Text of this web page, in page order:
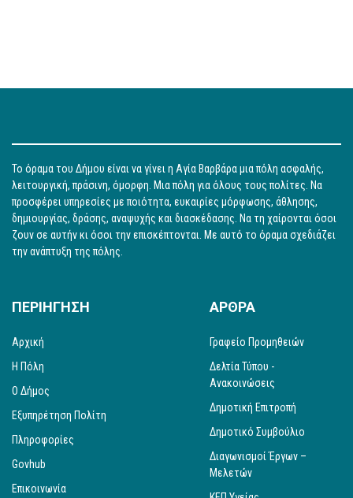
Το όραμα του Δήμου είναι να γίνει η Αγία Βαρβάρα μια πόλη ασφαλής,
λειτουργική, πράσινη, όμορφη. Μια πόλη για όλους τους πολίτες. Να
προσφέρει υπηρεσίες με ποιότητα, ευκαιρίες μόρφωσης, άθλησης,
δημιουργίας, δράσης, αναψυχής και διασκέδασης. Να τη χαίρονται όσοι
ζουν σε αυτήν κι όσοι την επισκέπτονται. Με αυτό το όραμα σχεδιάζει
την ανάπτυξη της πόλης.
ΠΕΡΙΗΓΗΣΗ
Αρχική
Η Πόλη
Ο Δήμος
Εξυπηρέτηση Πολίτη
Πληροφορίες
Govhub
Επικοινωνία
ΑΡΘΡΑ
Γραφείο Προμηθειών
Δελτία Τύπου -
Ανακοινώσεις
Δημοτική Επιτροπή
Δημοτικό Συμβούλιο
Διαγωνισμοί Έργων –
Μελετών